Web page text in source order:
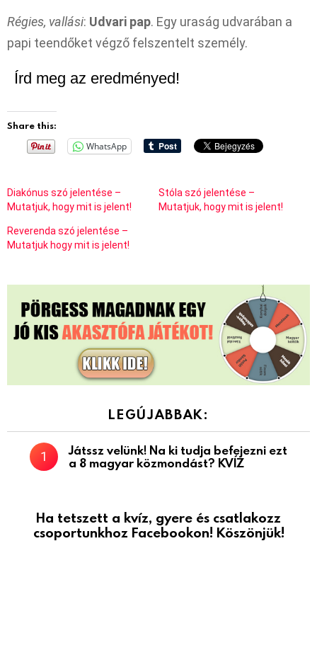
Régies, vallási: Udvari pap. Egy uraság udvarában a
papi teendőket végző felszentelt személy.
Írd meg az eredményed!
Share this:
WhatsApp
Diakónus szó jelentése –
Mutatjuk, hogy mit is jelent!
Stóla szó jelentése –
Mutatjuk, hogy mit is jelent!
Reverenda szó jelentése –
Mutatjuk hogy mit is jelent!
LEGÚJABBAK:
Játssz velünk! Na ki tudja befejezni ezt
a 8 magyar közmondást? KVÍZ
Ha tetszett a kvíz, gyere és csatlakozz
csoportunkhoz Facebookon! Köszönjük!